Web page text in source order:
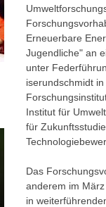
Erneuerbare
Jugendliche" an
unter
iserundschmidt
Institut für
für
Das
anderem im
in